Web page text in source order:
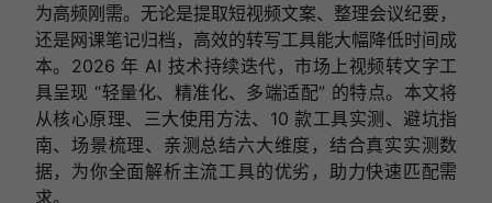
为高频刚需。无论是提取短视频文案、整理会议纪要，
还是网课笔记归档，高效的转写工具能大幅降低时间成
本。2026 年 AI 技术持续迭代，市场上视频转文字工
具呈现 “轻量化、精准化、多端适配” 的特点。本文将
从核心原理、三大使用方法、10 款工具实测、避坑指
南、场景梳理、亲测总结六大维度，结合真实实测数
据，为你全面解析主流工具的优劣，助力快速匹配需
求。